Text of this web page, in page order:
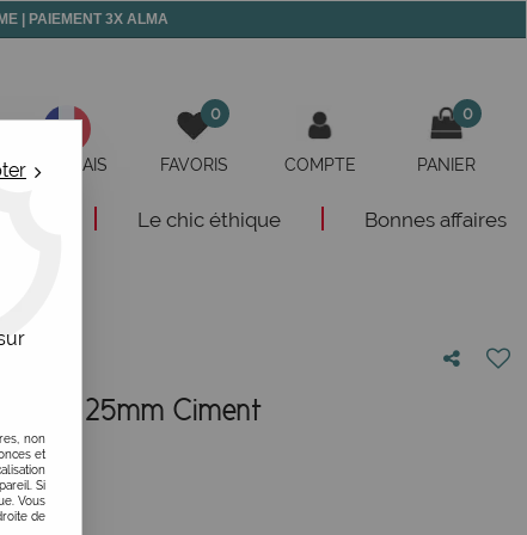
| PAIEMENT 3X ALMA
FRANÇAIS
0
FAVORIS COMPTE
0
PANIER
Le chic éthique Bonnes affaires
25mm Ciment
avis !
non
et
Si
Vous
de